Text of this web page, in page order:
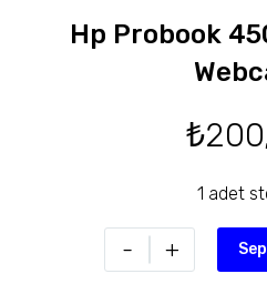
Hp Probook
₺
1 adet
- +